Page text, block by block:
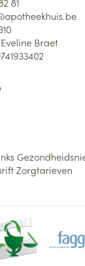
apotheekhuis.be
Eveline Braet
Zorgtarieven